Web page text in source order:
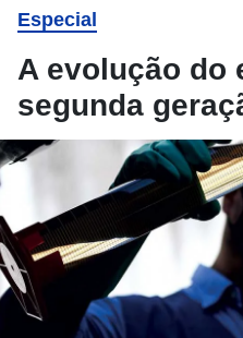
Especial
A evolução do
segunda